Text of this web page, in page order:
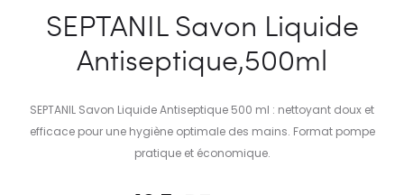
SEPTANIL Savon Liquide
Antiseptique,500ml
SEPTANIL Savon Liquide Antiseptique 500 ml : nettoyant doux et
efficace pour une hygiène optimale des mains. Format pompe
pratique et économique.